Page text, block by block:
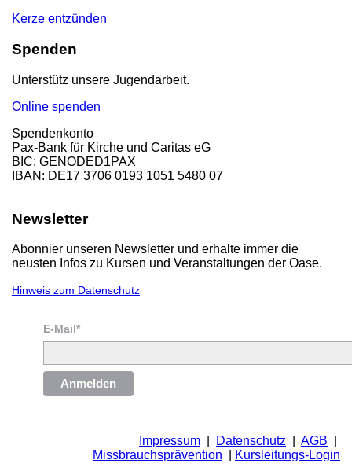
Kerze entzünden
Spenden
Unterstütz unsere Jugendarbeit.
Online spenden
Spendenkonto
Pax-Bank für Kirche und Caritas eG
BIC: GENODED1PAX
IBAN: DE17 3706 0193 1051 5480 07
Newsletter
Abonnier unseren Newsletter und erhalte immer die
neusten Infos zu Kursen und Veranstaltungen der Oase.
Hinweis zum Datenschutz
E-Mail*
Anmelden
Impressum Datenschutz AGB
Missbrauchsprävention
Kursleitungs-Login